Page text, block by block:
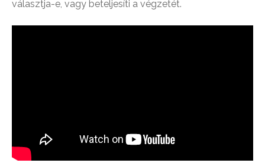
választja-e, vagy beteljesíti a végzetét.